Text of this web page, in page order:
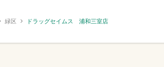
緑区 ドラッグセイムス 浦和三室店